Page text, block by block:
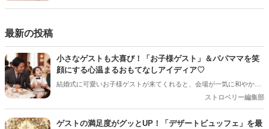
最新の投稿
小さなゲストも大喜び！「お子様ゲスト」＆パパママを笑
顔にする心温まるおもてなしアイディア♡
結婚式に可愛いお子様ゲストが来てくれると、会場が一気に和やかな
雰囲気になりますよね！でも、ご招待するプレ花嫁さんとしては「途
いないかな？」と、ちょっぴり心配になることも多いはず。 小さなゲ
ストロベリー編集部
ゲストの満足度がグッとUP！「デザートビュッフェ」を最